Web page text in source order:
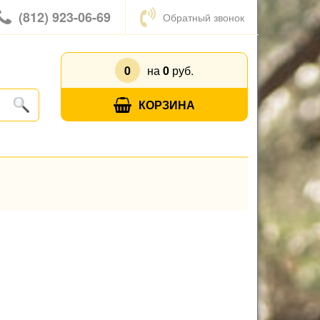
(812) 923-06-69 Обратный звонок
0 на 0руб.
КОРЗИНА